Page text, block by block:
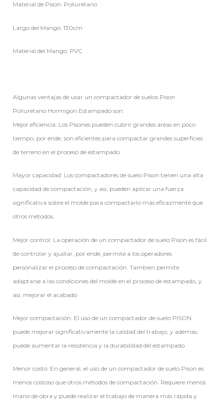
Material de Pison: Poliuretano
Largo del Mango: 130cm
Material del Mango: PVC
Algunas ventajas de usar un compactador de suelos Pison
Poliuretano Hormigon Estampado son:
Mejor eficiencia: Los Pisones pueden cubrir grandes áreas en poco
tiempo, por ende, son eficientes para compactar grandes superficies
de terreno en el proceso de estampado.
Mayor capacidad: Los compactadores de suelo Pison tienen una alta
capacidad de compactación, y asi, pueden aplicar una fuerza
significativa sobre el molde para compactarlo más eficazmente que
otros métodos.
Mejor control: La operación de un compactador de suelo Pison es fácil
de controlar y ajustar, por ende, permite a los operadores
personalizar el proceso de compactación. Tambien permite
adaptarse a las condiciones del molde en el proceso de estampado, y
asi, mejorar el acabado
Mejor compactación: El uso de un compactador de suelo PISON
puede mejorar significativamente la calidad del trabajo, y ademas,
puede aumentar la resistencia y la durabilidad del estampado.
Menor costo: En general, el uso de un compactador de suelo Pison es
menos costoso que otros métodos de compactación. Requiere menos
mano de obra y puede realizar el trabajo de manera más rápida y